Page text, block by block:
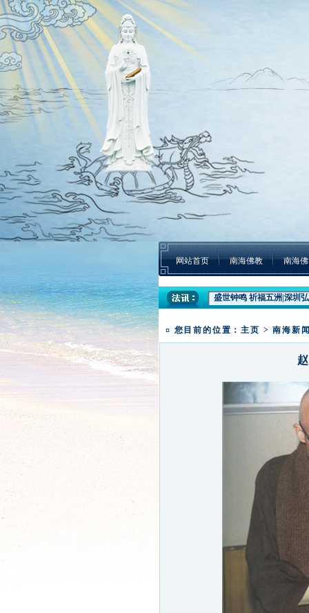
网站首页 南海佛教 南海
盛世钟鸣 祈福五洲|深圳
本焕学院2024年招生通告
¤ 您目前的位置：主页 >南海新